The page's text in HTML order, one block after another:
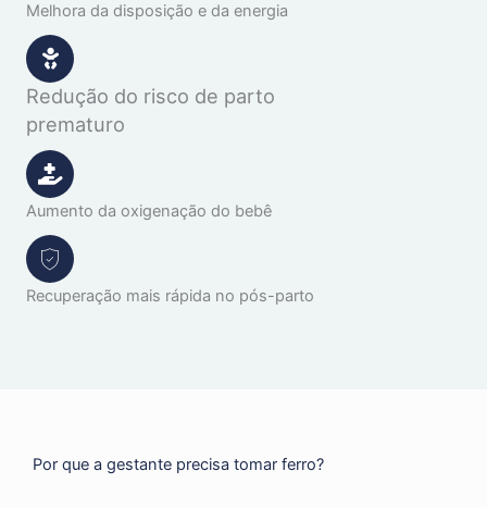
Melhora da disposição e da energia
Redução do risco de parto
prematuro
Aumento da oxigenação do bebê
Recuperação mais rápida no pós-parto
Por que a gestante precisa tomar ferro?